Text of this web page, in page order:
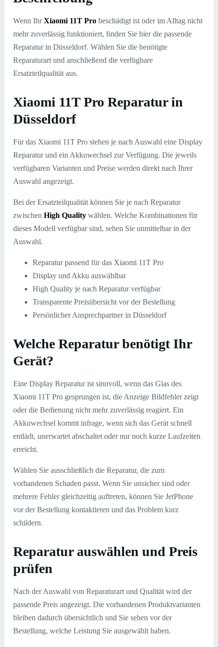
Wenn IhrXiaomi 11T Pro beschädigt ist oder im Alltag nicht
mehr zuverlässig funktioniert, finden Sie hier die passende
Reparatur in Düsseldorf. Wählen Sie die benötigte
Reparaturart und anschließend die verfügbare
Ersatzteilqualität aus.
Xiaomi 11T Pro Reparatur in
Düsseldorf
Für das Xiaomi 11T Pro stehen je nach Auswahl eine Display
Reparatur und ein Akkuwechsel zur Verfügung. Die jeweils
verfügbaren Varianten und Preise werden direkt nach Ihrer
Auswahl angezeigt.
Bei der Ersatzteilqualität können Sie je nach Reparatur
zwischen High Quality wählen. Welche Kombinationen für
dieses Modell verfügbar sind, sehen Sie unmittelbar in der
Auswahl.
Reparatur passend für das Xiaomi 11T Pro
Display und Akku auswählbar
High Quality je nach Reparatur verfügbar
Transparente Preisübersicht vor der Bestellung
Persönlicher Ansprechpartner in Düsseldorf
Welche Reparatur benötigt Ihr
Gerät?
Eine Display Reparatur ist sinnvoll, wenn das Glas des
Xiaomi 11T Pro gesprungen ist, die Anzeige Bildfehler zeigt
oder die Bedienung nicht mehr zuverlässig reagiert. Ein
Akkuwechsel kommt infrage, wenn sich das Gerät schnell
entlädt, unerwartet abschaltet oder nur noch kurze Laufzeiten
erreicht.
Wählen Sie ausschließlich die Reparatur, die zum
vorhandenen Schaden passt. Wenn Sie unsicher sind oder
mehrere Fehler gleichzeitig auftreten, können Sie JetPhone
vor der Bestellung kontaktieren und das Problem kurz
schildern.
Reparatur auswählen und Preis
prüfen
Nach der Auswahl von Reparaturart und Qualität wird der
passende Preis angezeigt. Die vorhandenen Produktvarianten
bleiben dadurch übersichtlich und Sie sehen vor der
Bestellung, welche Leistung Sie ausgewählt haben.